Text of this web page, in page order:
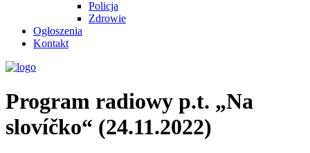
Policja
Zdrowie
Ogłoszenia
Kontakt
Program radiowy p.t. „Na
slovíčko“ (24.11.2022)